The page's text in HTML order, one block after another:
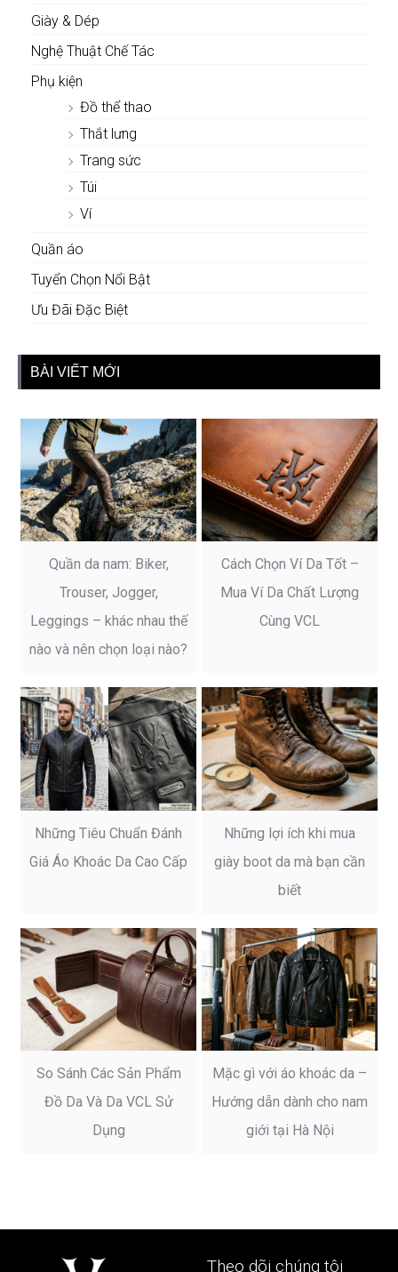
Giày & Dép
Nghệ Thuật Chế Tác
Phụ kiện
Đồ thể thao
Thắt lưng
Trang sức
Túi
Ví
Quần áo
Tuyển Chọn Nổi Bật
Ưu Đãi Đặc Biệt
BÀI VIẾT MỚI
Quần da nam: Biker,
Trouser, Jogger,
Leggings – khác nhau thế
nào và nên chọn loại nào?
Cách Chọn Ví Da Tốt –
Mua Ví Da Chất Lượng
Cùng VCL
Những Tiêu Chuẩn Đánh
Giá Áo Khoác Da Cao Cấp
Những lợi ích khi mua
giày boot da mà bạn cần
biết
So Sánh Các Sản Phẩm
Đồ Da Và Da VCL Sử
Dụng
Mặc gì với áo khoác da –
Hướng dẫn dành cho nam
giới tại Hà Nội
Theo dõi chúng tôi